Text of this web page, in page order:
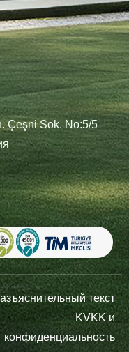
Çeşni Sok. No:5/5
текст
KVKK и
конфиденциальность